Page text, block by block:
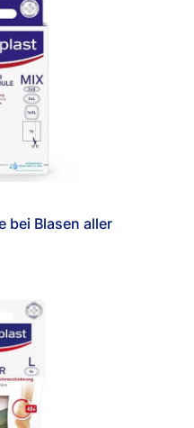
bei Blasen aller